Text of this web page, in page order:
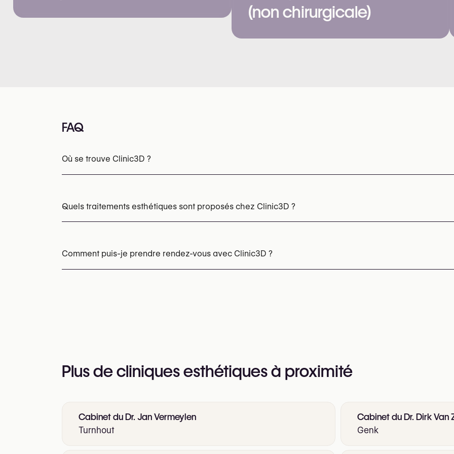
(non chirurgicale)
FAQ
Où se trouve Clinic3D ?
Quels traitements esthétiques sont proposés chez Clinic3D ?
Peelings chimiques Mésothérapie HIFU Photofacial par IPL
Comment puis-je prendre rendez-vous avec Clinic3D ?
Plus de cliniques esthétiques à proximité
Cabinet du Dr. Jan Vermeylen
Turnhout
Cabinet du Dr. Dirk Van
Genk